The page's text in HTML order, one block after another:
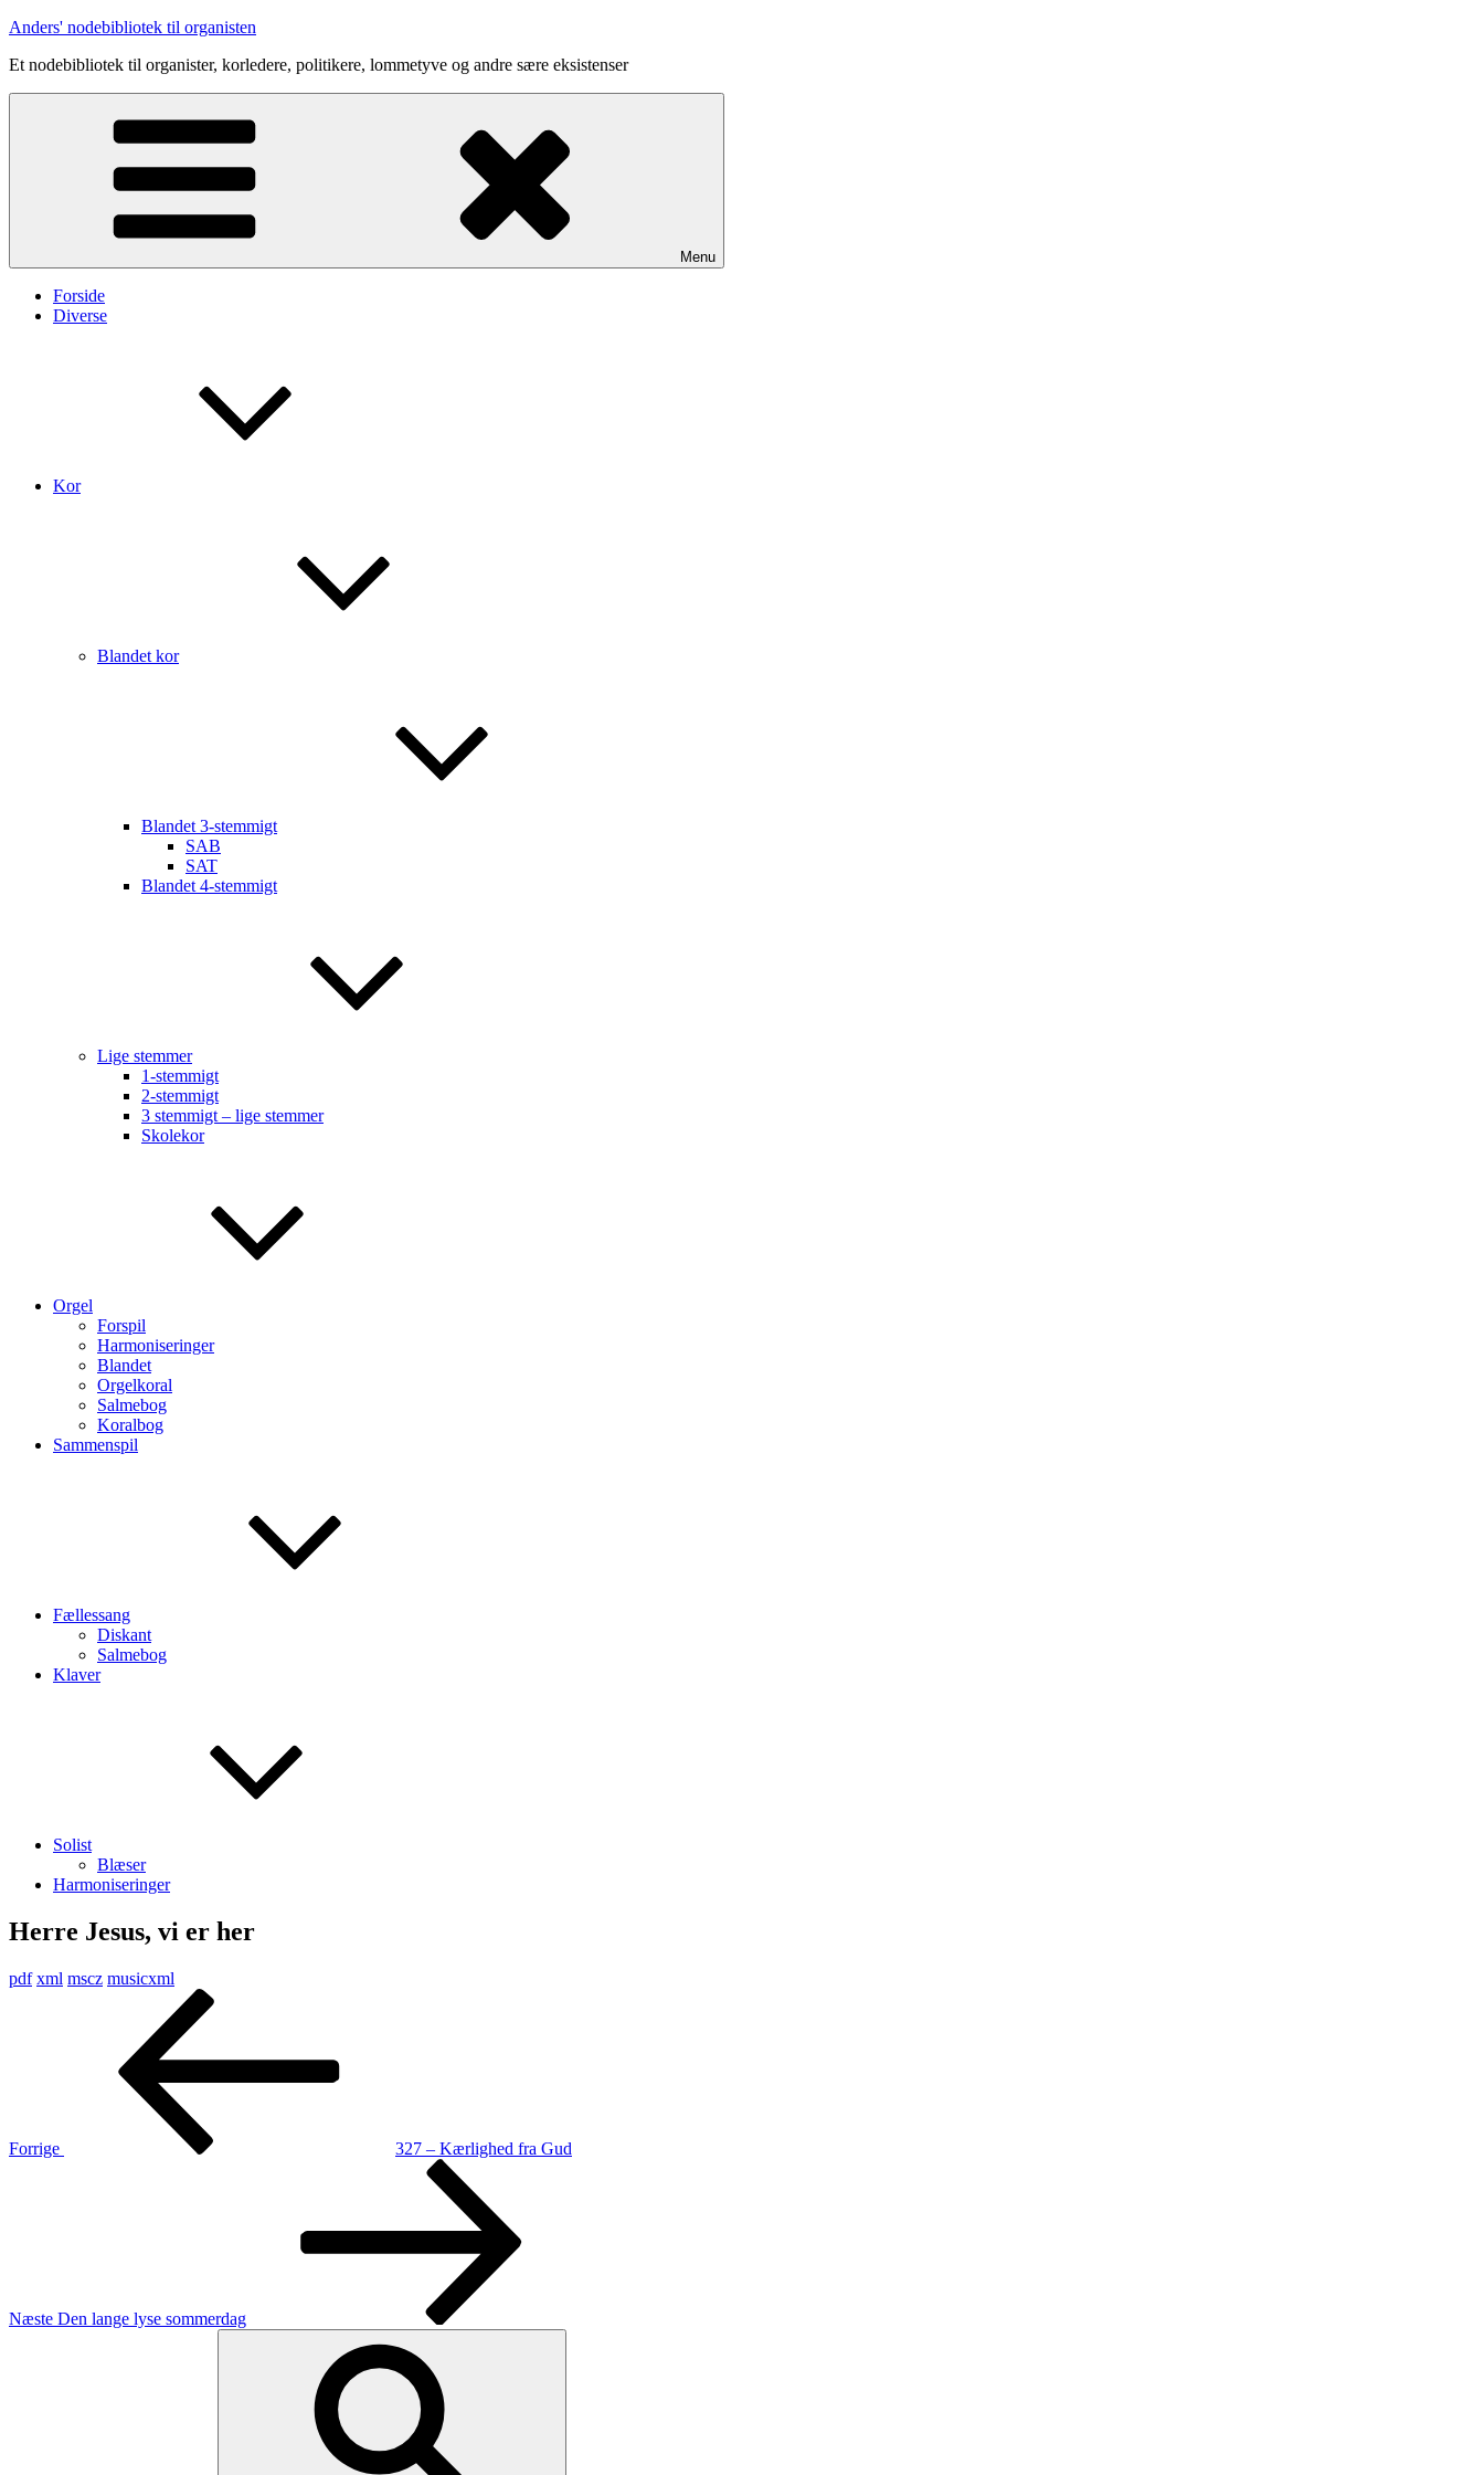
Videre
indhold
Anders' nodebibliotek til organisten
Et nodebibliotek til organister, korledere, politikere, lommetyve og andre sære eksistenser
Menu
Forside
Diverse
Kor
Blandet kor
Blandet 3-stemmigt
SAB
SAT
Blandet 4-stemmigt
Lige stemmer
1-stemmigt
2-stemmigt
3 stemmigt – lige stemmer
Skolekor
Orgel
Forspil
Harmoniseringer
Blandet
Orgelkoral
Salmebog
Koralbog
Sammenspil
Fællessang
Diskant
Salmebog
Klaver
Solist
Blæser
Harmoniseringer
Herre Jesus, vi er her
pdf xml mscz musicxml
Indlægsnavigation
Forrige
327 – Kærlighed fra Gud
Næste Den lange lyse sommerdag